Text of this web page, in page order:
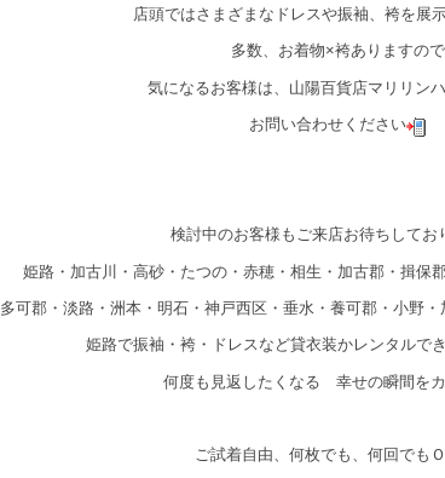
店頭ではさまざまなドレスや振袖、袴を展
多数、お着物×袴ありますので
気になるお客様は、山陽百貨店マリリン
お問い合わせください
検討中のお客様もご来店お待ちしてお
姫路・加古川・高砂・たつの・赤穂・相生・加古郡・揖保
多可郡・淡路・洲本・明石・神戸西区・垂水・養可郡・小野
姫路で振袖・袴・ドレスなど貸衣装かレンタルで
何度も見返したくなる 幸せの瞬間を
ご試着自由、何枚でも、何回でも